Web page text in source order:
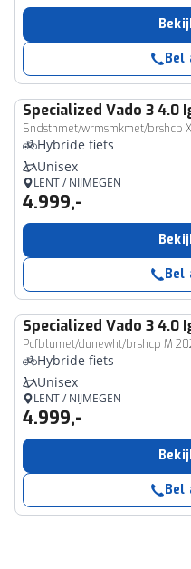
Bel
Specialized Vado 3 4.0
Sndstnmet/wrmsmkmet/brshcp
Hybride fiets
Unisex
LENT / NIJMEGEN
4.999,-
Bel
Specialized Vado 3 4.0
Pcfblumet/dunewht/brshcp M
Hybride fiets
Unisex
LENT / NIJMEGEN
4.999,-
Bel